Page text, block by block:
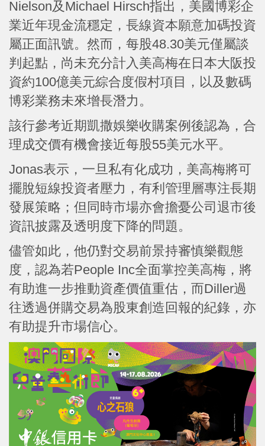
Nielson及Michael Hirsch指出，美國博彩企
業近年現金流穩定，長線資本願意加碼投資
屬正面訊號。然而，每股48.30美元僅屬談
判起點，尚未充分計入美高梅在日本大阪投
資約100億美元綜合度假村項目，以及數碼
博彩業務未來增長潛力。
該行參考近期凱撒娛樂收購案例後認為，合
理成交價有機會接近每股55美元水平。
Jonas表示，一旦私有化成功，美高梅將可
擺脫短線投資者壓力，有利管理層專注長期
發展策略；但同時市場亦會擔憂公司退市後
資訊披露及透明度下降的問題。
儘管如此，他仍對交易前景持審慎樂觀態
度，認為若People Inc全面掌控美高梅，將
有助進一步推動資產價值重估，而Diller過
往透過併購交易為股東創造回報的紀錄，亦
有助提升市場信心。